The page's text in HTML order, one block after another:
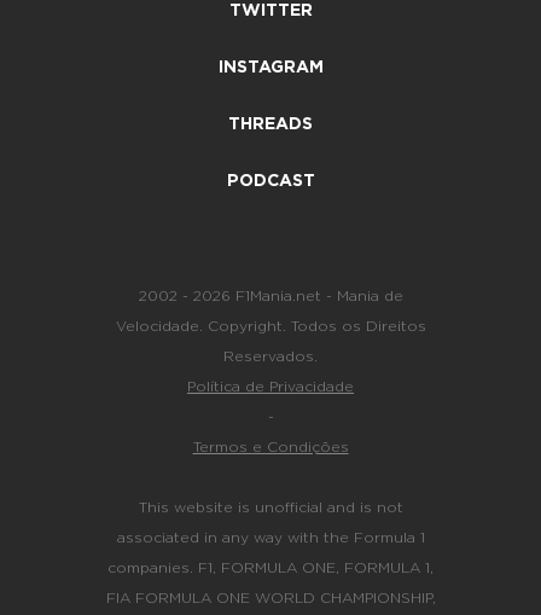
TWITTER
INSTAGRAM
THREADS
PODCAST
2002 - 2026 F1Mania.net - Mania de
Velocidade. Copyright. Todos os Direitos
Reservados.
Política de Privacidade
-
Termos e Condições
This website is unofficial and is not
associated in any way with the Formula 1
companies. F1, FORMULA ONE, FORMULA 1,
FIA FORMULA ONE WORLD CHAMPIONSHIP,